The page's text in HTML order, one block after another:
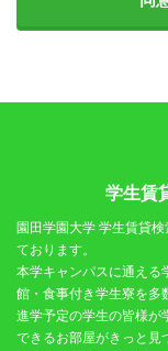
学生賃
園田学園大学 学生賃貸
ております。
本学キャンパスに通える
館・食事付き学生寮を多
進学予定の学生の皆様が
できるお部屋がきっと見